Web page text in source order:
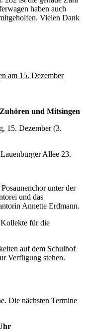
haben auch
Vielen Dank
am 15. Dezember
und Mitsingen
15. Dezember (3.
Allee 23.
unter der
und das
Annette Erdmann.
für die
auf dem Schulhof
Verfügung stehen.
Die nächsten Termine